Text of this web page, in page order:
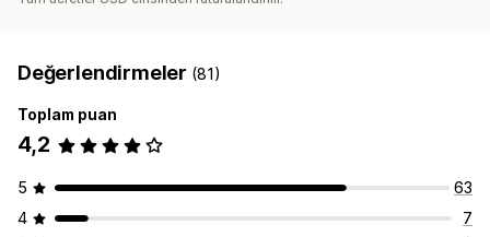
Değerlendirmeler (81)
Toplam puan
4,2
5
63
4
7